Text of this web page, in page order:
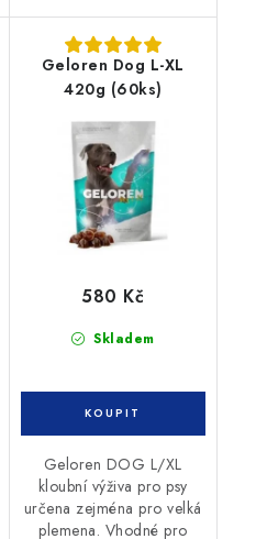
Geloren Dog L-XL
420g (60ks)
Skladem
580 Kč
Geloren DOG L/XL
kloubní výživa pro psy
určena zejména pro velká
plemena. Vhodné pro